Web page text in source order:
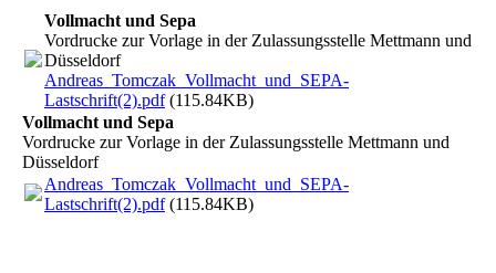
Vollmacht und Sepa
Vordrucke zur Vorlage in der Zulassungsstelle Mettmann und
Düsseldorf
Andreas_Tomczak_Vollmacht_und_SEPA-
Lastschrift(2).pdf(115.84KB)
Vollmacht und Sepa
Vordrucke zur Vorlage in der Zulassungsstelle Mettmann und
Düsseldorf
Andreas_Tomczak_Vollmacht_und_SEPA-
Lastschrift(2).pdf(115.84KB)